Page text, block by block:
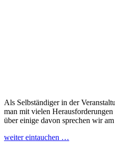
Als Selbständiger in der
man mit vielen Herausforderungen
über einige davon sprechen wir
weiter eintauchen …